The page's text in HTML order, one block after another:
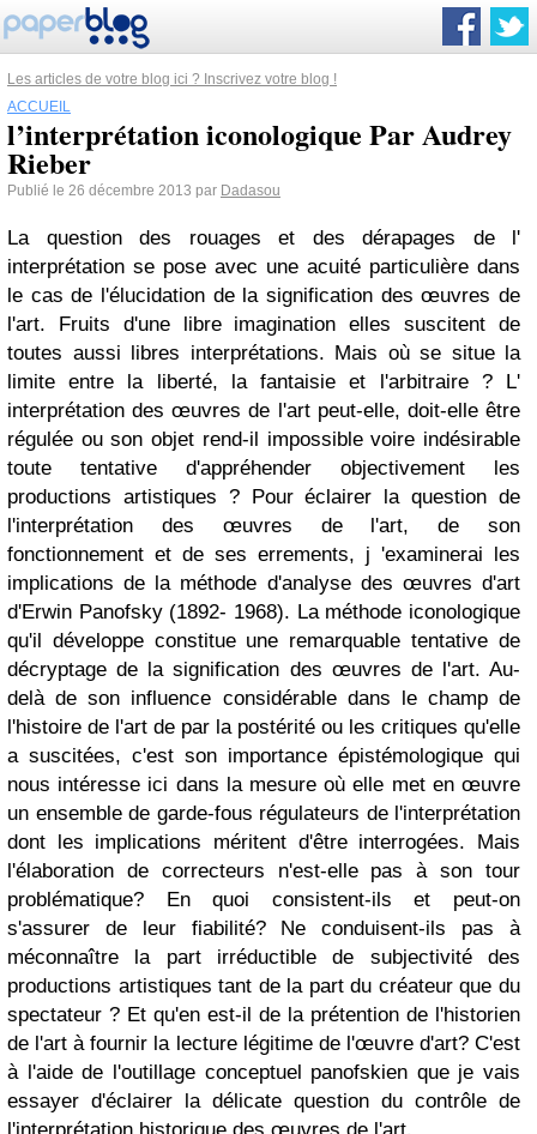
Les articles de votre blog ici ? Inscrivez votre blog !
ACCUEIL
l’interprétation iconologique Par Audrey
Rieber
Publié le 26 décembre 2013 par Dadasou
La question des rouages et des dérapages de l'
interprétation se pose avec une acuité particulière dans
le cas de l'élucidation de la signification des œuvres de
l'art. Fruits d'une libre imagination elles suscitent de
toutes aussi libres interprétations. Mais où se situe la
limite entre la liberté, la fantaisie et l'arbitraire ? L'
interprétation des œuvres de l'art peut-elle, doit-elle être
régulée ou son objet rend-il impossible voire indésirable
toute tentative d'appréhender objectivement les
productions artistiques ? Pour éclairer la question de
l'interprétation des œuvres de l'art, de son
fonctionnement et de ses errements, j 'examinerai les
implications de la méthode d'analyse des œuvres d'art
d'Erwin Panofsky (1892- 1968). La méthode iconologique
qu'il développe constitue une remarquable tentative de
décryptage de la signification des œuvres de l'art. Au-
delà de son influence considérable dans le champ de
l'histoire de l'art de par la postérité ou les critiques qu'elle
a suscitées, c'est son importance épistémologique qui
nous intéresse ici dans la mesure où elle met en œuvre
un ensemble de garde-fous régulateurs de l'interprétation
dont les implications méritent d'être interrogées. Mais
l'élaboration de correcteurs n'est-elle pas à son tour
problématique? En quoi consistent-ils et peut-on
s'assurer de leur fiabilité? Ne conduisent-ils pas à
méconnaître la part irréductible de subjectivité des
productions artistiques tant de la part du créateur que du
spectateur ? Et qu'en est-il de la prétention de l'historien
de l'art à fournir la lecture légitime de l'œuvre d'art? C'est
à l'aide de l'outillage conceptuel panofskien que je vais
essayer d'éclairer la délicate question du contrôle de